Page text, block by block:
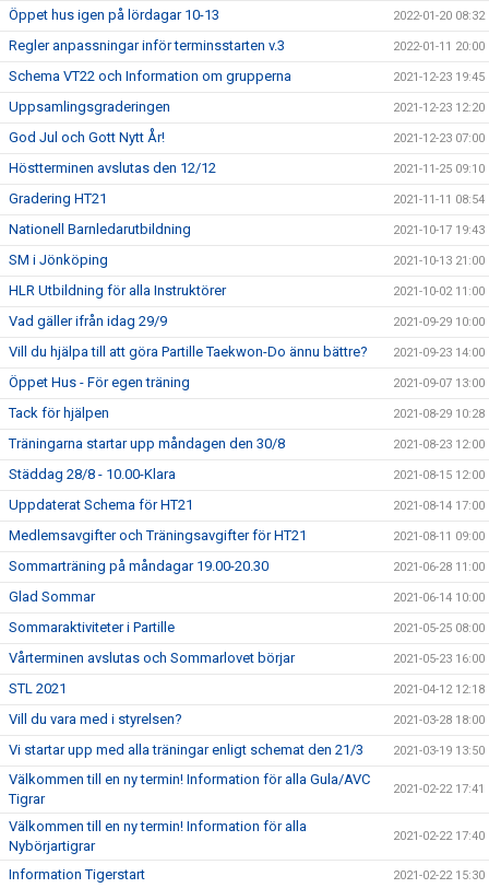
Öppet hus igen på lördagar 10-13 2022-01-20 08:32
Regler anpassningar inför terminsstarten v.3 2022-01-11 20:00
Schema VT22 och Information om grupperna 2021-12-23 19:45
Uppsamlingsgraderingen 2021-12-23 12:20
God Jul och Gott Nytt År! 2021-12-23 07:00
Höstterminen avslutas den 12/12 2021-11-25 09:10
Gradering HT21 2021-11-11 08:54
Nationell Barnledarutbildning 2021-10-17 19:43
SM i Jönköping 2021-10-13 21:00
HLR Utbildning för alla Instruktörer 2021-10-02 11:00
Vad gäller ifrån idag 29/9 2021-09-29 10:00
Vill du hjälpa till att göra Partille Taekwon-Do ännu bättre? 2021-09-23 14:00
Öppet Hus - För egen träning 2021-09-07 13:00
Tack för hjälpen 2021-08-29 10:28
Träningarna startar upp måndagen den 30/8 2021-08-23 12:00
Städdag 28/8 - 10.00-Klara 2021-08-15 12:00
Uppdaterat Schema för HT21 2021-08-14 17:00
Medlemsavgifter och Träningsavgifter för HT21 2021-08-11 09:00
Sommarträning på måndagar 19.00-20.30 2021-06-28 11:00
Glad Sommar 2021-06-14 10:00
Sommaraktiviteter i Partille 2021-05-25 08:00
Vårterminen avslutas och Sommarlovet börjar 2021-05-23 16:00
STL 2021 2021-04-12 12:18
Vill du vara med i styrelsen? 2021-03-28 18:00
Vi startar upp med alla träningar enligt schemat den 21/3 2021-03-19 13:50
Välkommen till en ny termin! Information för alla Gula/AVC
Tigrar
2021-02-22 17:41
Välkommen till en ny termin! Information för alla
Nybörjartigrar
2021-02-22 17:40
Information Tigerstart 2021-02-22 15:30